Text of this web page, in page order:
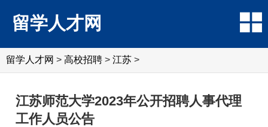
留学人才网
留学人才网 > 高校招聘 > 江苏 >
江苏师范大学2023年公开招聘人事代理
工作人员公告